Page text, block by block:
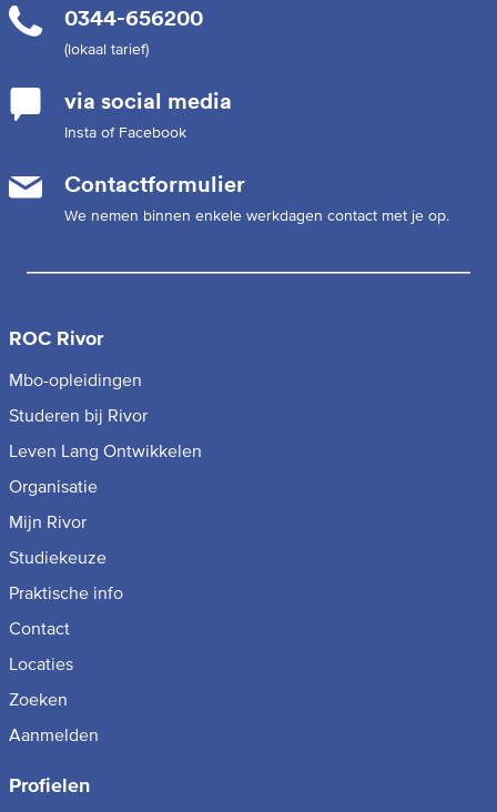
0344-656200
(lokaal tarief)
via social media
Insta of Facebook
Contactformulier
We nemen binnen enkele werkdagen contact met je op.
ROC Rivor
Mbo-opleidingen
Studeren bij Rivor
Leven Lang Ontwikkelen
Organisatie
Mijn Rivor
Studiekeuze
Praktische info
Contact
Locaties
Zoeken
Aanmelden
Profielen